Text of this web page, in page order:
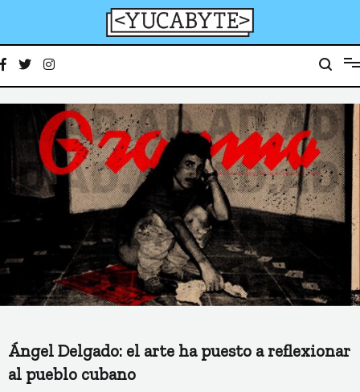
YucaByte
Ángel Delgado: el arte ha puesto a reflexionar
al pueblo cubano